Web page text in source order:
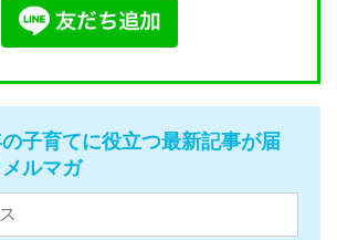
子育てに役立つ最新記事が届
ルマガ